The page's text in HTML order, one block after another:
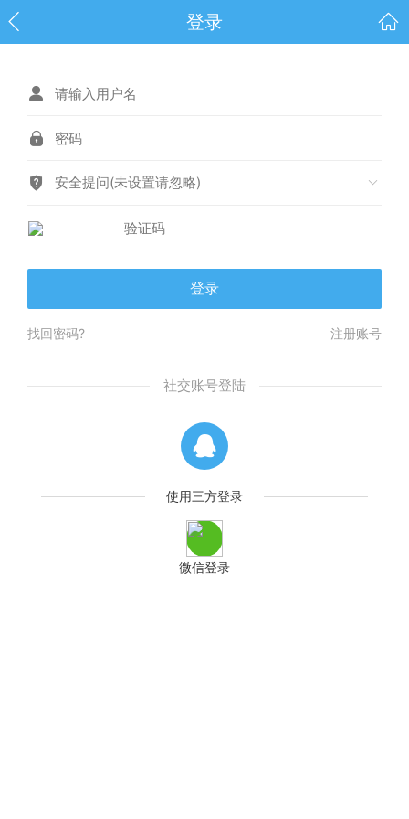
登录
安全提问(未设置请忽略)
登录
找回密码? 注册账号
社交账号登陆
使用三方登录
微信登录